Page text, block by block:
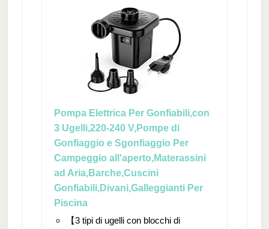
Pompa Elettrica Per Gonfiabili,con
3 Ugelli,220-240 V,Pompe di
Gonfiaggio e Sgonfiaggio Per
Campeggio all'aperto,Materassini
ad Aria,Barche,Cuscini
Gonfiabili,Divani,Galleggianti Per
Piscina
【3 tipi di ugelli con blocchi di